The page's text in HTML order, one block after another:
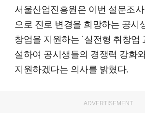
서울산업진흥원은 이번 설문조
으로 진로 변경을 희망하는 공시
창업을 지원하는 `실전형 취창업
설하여 공시생들의 경쟁력 강화
지원하겠다는 의사를 밝혔다.
ADVERTISEMENT